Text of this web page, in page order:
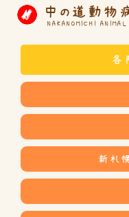
中の道動物
NAKANOMICHI ANIMAL
各
新札